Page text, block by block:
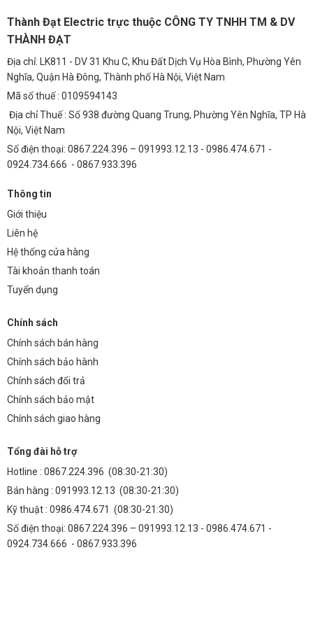
điện và bảo trì trong suốt quá trình sử dụng. Ví dụ, nếu sử
dụng đèn nấm 10W thay thế cho đèn sợi đốt 60W, bạn sẽ
tiết kiệm được khoảng 83% điện năng. Tuổi thọ của đèn
LED lên đến 50.000 giờ, giúp giảm thiểu chi phí thay thế
đèn. Sau 5 năm sử dụng, tổng chi phí (điện + bảo trì) của
đèn LED sẽ thấp hơn đáng kể so với đèn truyền thống.
6. Câu Hỏi Thường Gặp (FAQ)
Hỏi: Đèn nấm TDL-NSVDD có dễ lắp đặt
Trả lời: Đèn được thiết kế đơn giản, dễ dàng lắp đặt, chỉ
cần kết nối với nguồn điện 220V. Chúng tôi cũng cung
cấp dịch vụ lắp đặt tận nơi nếu khách hàng có nhu cầu.
Hỏi: Đèn nấm TDL-NSVDD có bảo hành
không?
Trả lời: Có, tất cả các sản phẩm đèn nấm TDL-NSVDD
đều được bảo hành 2 năm kể từ ngày mua hàng.
Hỏi: Tôi có thể mua đèn nấm TDL-
NSVDD ở đâu?
Trả lời: Bạn có thể mua đèn trực tiếp tại cửa hàng của
Đông, TP Hà Nội
chúng tôi.
Hỏi: Đèn nấm TDL-NSVDD có những
màu sắc ánh sáng nào?
Thành Đạt Electric trực thuộc CÔNG TY TNHH TM & DV
THÀNH ĐẠT
Địa chỉ: LK811 - DV 31 Khu C, Khu Đất Dịch Vụ Hòa Bình, Phường Yên
Nghĩa, Quận Hà Đông, Thành phố Hà Nội, Việt Nam
Mã số thuế : 0109594143
Địa chỉ Thuế : Số 938 đường Quang Trung, Phường Yên Nghĩa, TP Hà
Nội, Việt Nam
Số điện thoại: 0867.224.396 – 091993.12.13 - 0986.474.671 -
0924.734.666 - 0867.933.396
Thông tin
Giới thiệu
Liên hệ
Hệ thống cửa hàng
Tài khoản thanh toán
Tuyển dụng
Chính sách
Chính sách bán hàng
Chính sách bảo hành
Chính sách đổi trả
Chính sách bảo mật
Chính sách giao hàng
Tổng đài hỗ trợ
Hotline : 0867.224.396 (08:30-21:30)
Bán hàng : 091993.12.13 (08:30-21:30)
Kỹ thuật : 0986.474.671 (08:30-21:30)
Số điện thoại: 0867.224.396 – 091993.12.13 - 0986.474.671 -
0924.734.666 - 0867.933.396